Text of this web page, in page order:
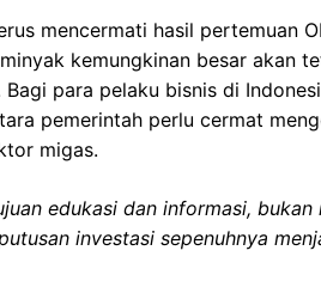
mencermati hasil pertemuan
kemungkinan besar akan
para pelaku bisnis di
pemerintah perlu cermat
migas.
edukasi dan informasi, bukan
investasi sepenuhnya